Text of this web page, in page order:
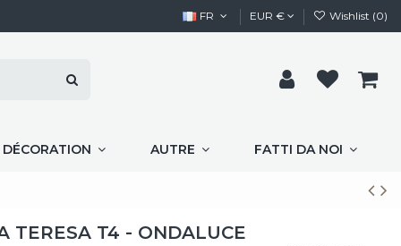
FR EUR € Wishlist (0)
DÉCORATION AUTRE FATTI DA NOI
TERESA T4 - ONDALUCE